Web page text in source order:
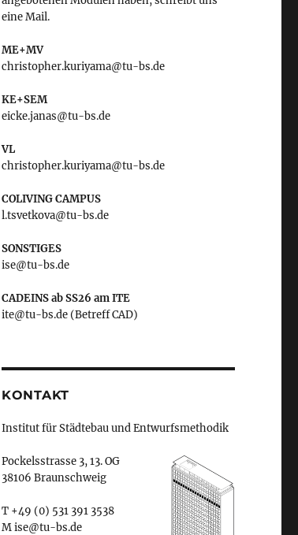
eine Mail.
ME+MV
christopher.kuriyama@tu-bs.de
KE+SEM
eicke.janas@tu-bs.de
VL
christopher.kuriyama@tu-bs.de
COLIVING CAMPUS
l.tsvetkova@tu-bs.de
SONSTIGES
ise@tu-bs.de
CADEINS ab SS26 am ITE
ite@tu-bs.de (Betreff CAD)
KONTAKT
Institut für Städtebau und Entwurfsmethodik
Pockelsstrasse 3, 13. OG
38106 Braunschweig
T +49 (0) 531 391 3538
M ise@tu-bs.de